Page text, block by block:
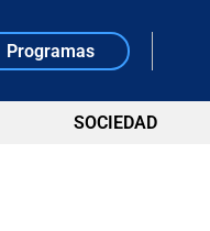
Programas
SOCIEDAD